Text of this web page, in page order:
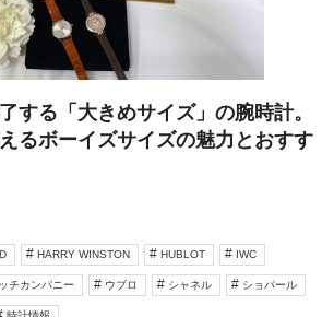
する「大きめサイズ」の腕時計。
るボーイズサイズの魅力とおすす
HARRY WINSTON HUBLOT IWC
チカンパニー ウブロ シャネル ショパール